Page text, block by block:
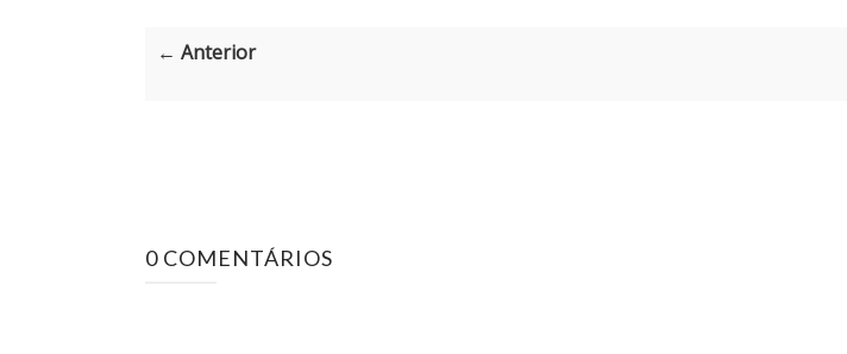
← Anterior
0 COMENTÁRIOS